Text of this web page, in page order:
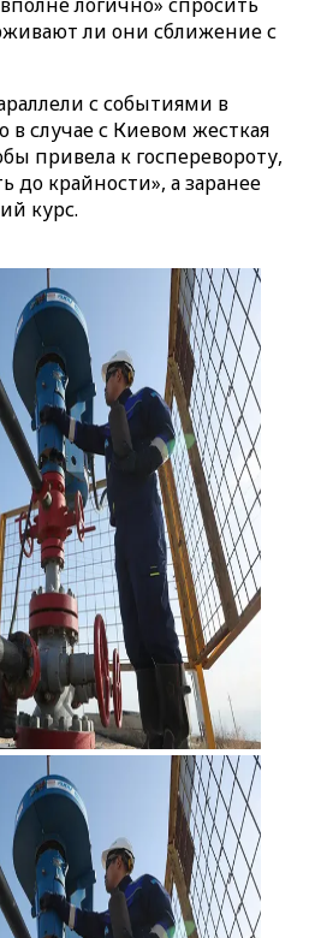
ли они сближение с
с событиями в
в случае с Киевом жесткая
привела к госперевороту,
до крайности», а заранее
курс.